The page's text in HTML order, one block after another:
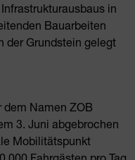
in
Bauarbeiten
der Grundstein gelegt
dem Namen ZOB
3. Juni abgebrochen
Mobilitätspunkt